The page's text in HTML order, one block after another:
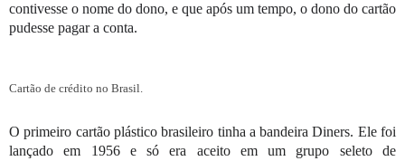
contivesse o nome do dono, e que após um tempo, o dono do cartão
pudesse pagar a conta.
Cartão de crédito no Brasil.
O primeiro cartão plástico brasileiro tinha a bandeira Diners. Ele foi
lançado em 1956 e só era aceito em um grupo seleto de